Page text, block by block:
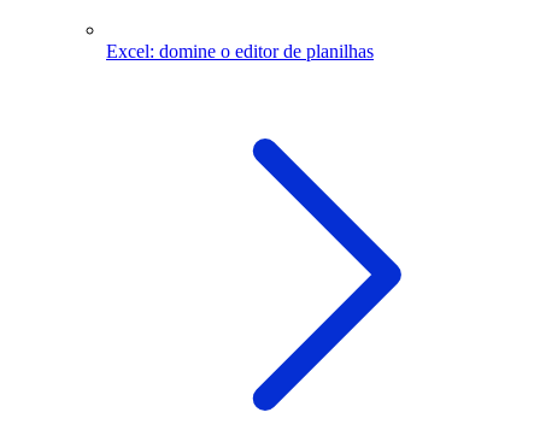
Excel: domine o editor de planilhas